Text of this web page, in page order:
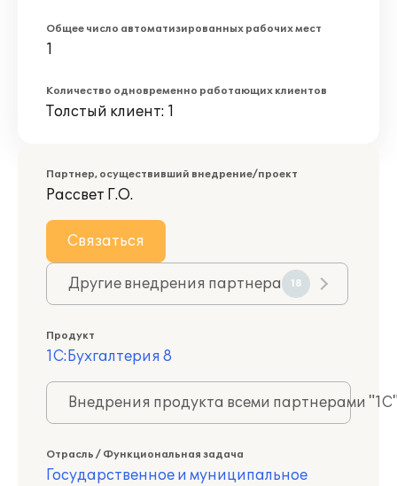
Общее число автоматизированных рабочих мест
1
Количество одновременно работающих клиентов
Толстый клиент: 1
Партнер, осуществивший внедрение/проект
Рассвет Г.О.
Связаться
Другие внедрения партнера 18
Продукт
1С:Бухгалтерия 8
Внедрения продукта всеми партнерами
Отрасль / Функциональная задача
Государственное и муниципальное